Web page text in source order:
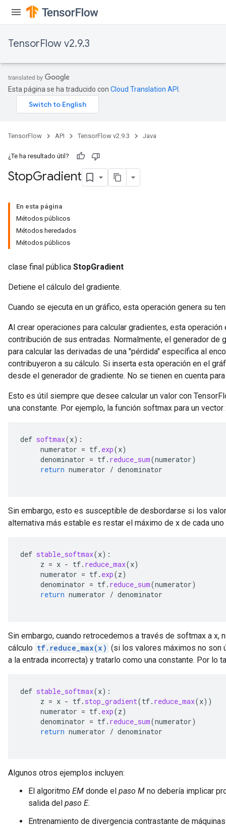
TensorFlow v2.9.3
Esta página se ha traducido con Cloud Translation API
TensorFlow API TensorFlow v2.9.3 Java
¿Te ha resultado útil?
StopGradient
En esta página
Métodos públicos
Métodos heredados
Métodos públicos
clase final pública StopGradient
Detiene el cálculo del gradiente.
Cuando se ejecuta en un gráfico, esta operación genera su
Al crear operaciones para calcular gradientes, esta
contribución de sus entradas. Normalmente, el generador de
para calcular las derivadas de una "pérdida" específica al
contribuyeron a su cálculo. Si inserta esta operación en el
desde el generador de gradiente. No se tienen en cuenta
Esto es útil siempre que desee calcular un valor con
una constante. Por ejemplo, la función softmax para un
def softmax(x):
numerator = tf. exp(x)
denominator = tf. reduce_sum(numerator)
return numerator / denominator
Sin embargo, esto es susceptible de desbordarse si los
alternativa más estable es restar el máximo de x de cada
def stable_softmax(x):
z = x - tf. reduce_max(x)
numerator = tf. exp(z)
denominator = tf. reduce_sum(numerator)
return numerator / denominator
Sin embargo, cuando retrocedemos a través de softmax a x,
cálculo tf.reduce_max(x) (si los valores máximos no son
a la entrada incorrecta) y tratarlo como una constante. Por lo
def stable_softmax(x):
z = x - tf. stop_gradient(tf. reduce_max(x))
numerator = tf. exp(z)
denominator = tf. reduce_sum(numerator)
return numerator / denominator
Algunos otros ejemplos incluyen:
El algoritmo EM donde el paso M no debería implicar
salida del paso E.
Entrenamiento de divergencia contrastante de